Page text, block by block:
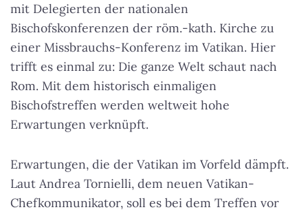
mit Delegierten der nationalen
Bischofskonferenzen der röm.-kath. Kirche zu
einer Missbrauchs-Konferenz im Vatikan. Hier
trifft es einmal zu: Die ganze Welt schaut nach
Rom. Mit dem historisch einmaligen
Bischofstreffen werden weltweit hohe
Erwartungen verknüpft.
Erwartungen, die der Vatikan im Vorfeld dämpft.
Laut Andrea Tornielli, dem neuen Vatikan-
Chefkommunikator, soll es bei dem Treffen vor